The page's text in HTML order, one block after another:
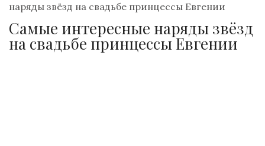
наряды звёзд на свадьбе принцессы Евгении
Самые интересные наряды звёзд
на свадьбе принцессы Евгении